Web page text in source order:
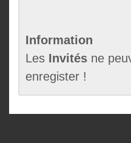
Information
Les Invités ne
enregister !